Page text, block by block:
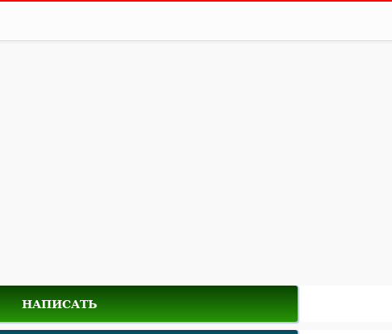
НАПИСАТЬ